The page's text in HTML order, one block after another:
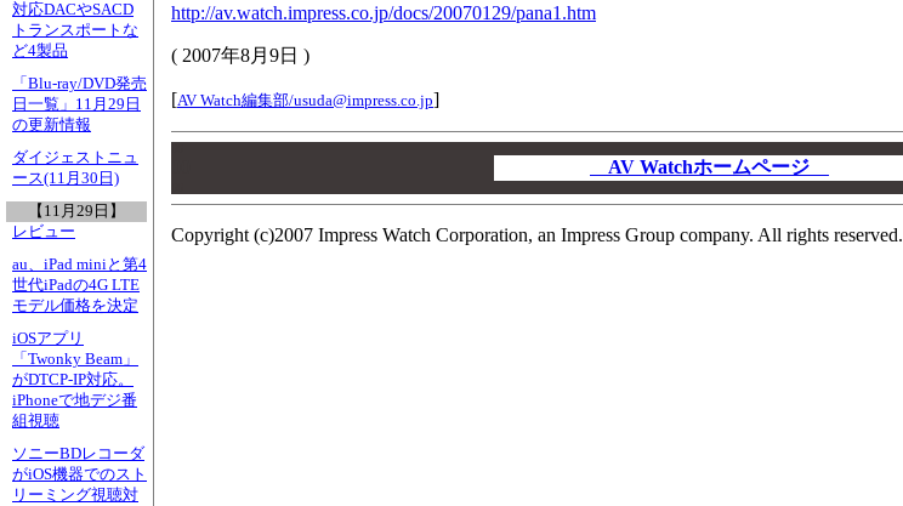
対応DACやSACD
トランスポートな
ど4製品
「Blu-ray/DVD発売
日一覧」11月29日
の更新情報
ダイジェストニュ
ース(11月30日)
【11月29日】
レビュー
au、iPad miniと第4
世代iPadの4G LTE
モデル価格を決定
iOSアプリ
「Twonky Beam」
がDTCP-IP対応。
iPhoneで地デジ番
組視聴
ソニーBDレコーダ
がiOS機器でのスト
リーミング視聴対
http://av.watch.impress.co.jp/docs/20070129/pana1.htm
( 2007年8月9日 )
[AV Watch編集部/usuda@impress.co.jp]
AV Watchホームページ
Copyright (c)2007 Impress Watch Corporation, an Impress Group company. All rights reserved.